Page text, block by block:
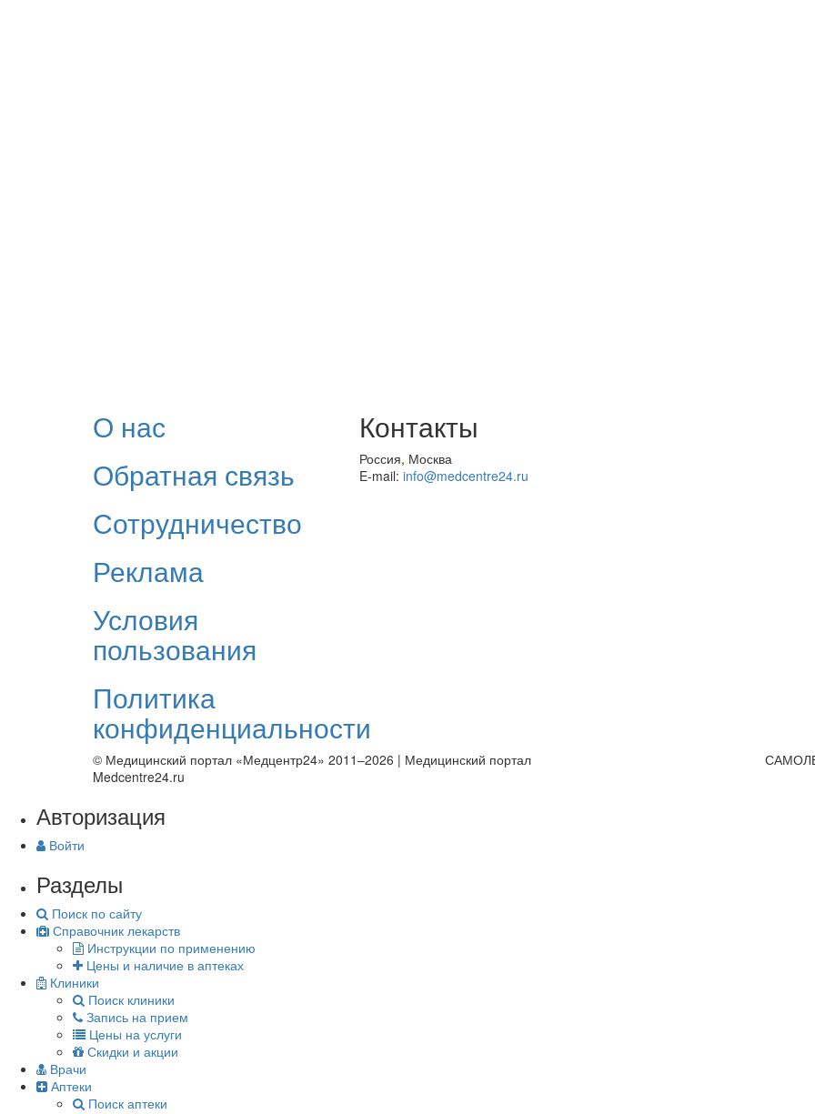
О нас
Обратная связь
Сотрудничество
Реклама
Условия
пользования
Политика
конфиденциальности
Контакты
Россия, Москва
E-mail: info@medcentre24.ru
© Медицинский портал «Медцентр24» 2011–2026 | Медицинский портал
Medcentre24.ru
Авторизация
Войти
Разделы
Поиск по сайту
Справочник лекарств
Инструкции по применению
Цены и наличие в аптеках
Клиники
Поиск клиники
Запись на прием
Цены на услуги
Скидки и акции
Врачи
Аптеки
Поиск аптеки